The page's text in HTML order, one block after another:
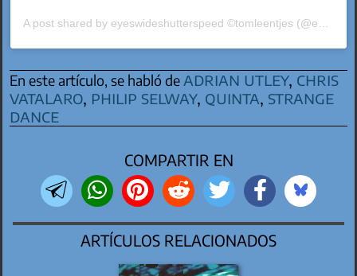
En este artículo, se habló de adrian utley, chris
vatalaro, philip selway, quinta, strange
dance
COMPARTIR EN
ARTÍCULOS RELACIONADOS